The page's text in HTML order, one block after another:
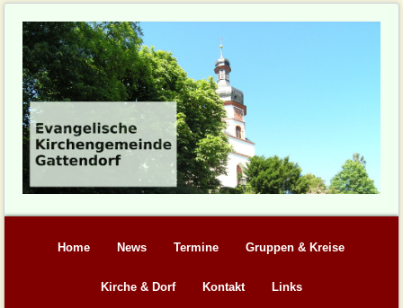
Home News Termine Gruppen & Kreise
Kirche & Dorf Kontakt Links